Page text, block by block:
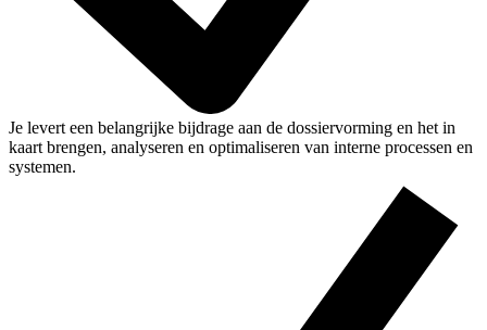
Je levert een belangrijke bijdrage aan de dossiervorming en het in
kaart brengen, analyseren en optimaliseren van interne processen en
systemen.